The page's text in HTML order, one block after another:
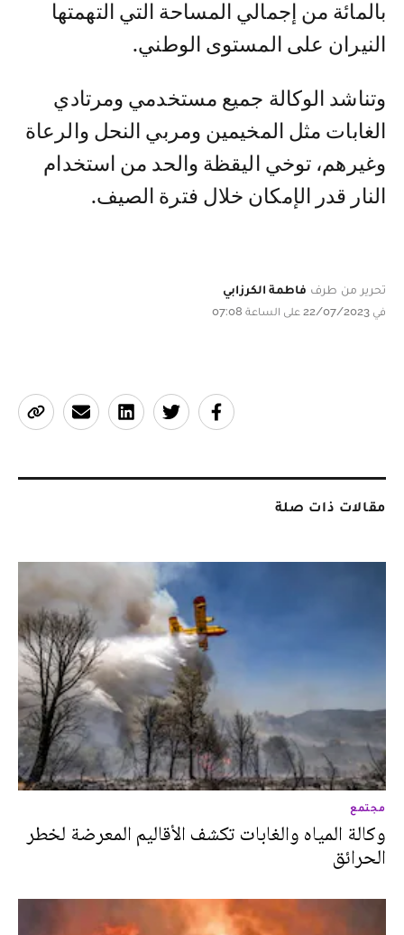
بالمائة من إجمالي المساحة التي التهمتها
النيران على المستوى الوطني.
وتناشد الوكالة جميع مستخدمي ومرتادي
الغابات مثل المخيمين ومربي النحل والرعاة
وغيرهم، توخي اليقظة والحد من استخدام
النار قدر الإمكان خلال فترة الصيف.
تحرير من طرف فاطمة الكرزابي
في 22/07/2023 على الساعة 07:08
مقالات ذات صلة
مجتمع
وكالة المياه والغابات تكشف الأقاليم المعرضة لخطر
الحرائق